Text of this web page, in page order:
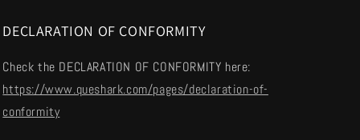
DECLARATION OF CONFORMITY
Check the DECLARATION OF CONFORMITY here:
https://www.queshark.com/pages/declaration-of-
conformity